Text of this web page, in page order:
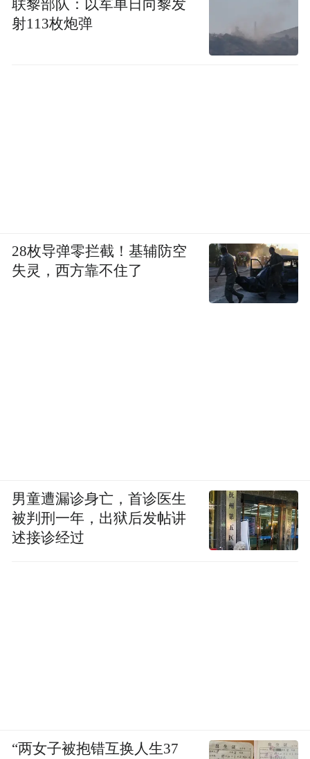
联黎部队：以军单日向黎发
射113枚炮弹
28枚导弹零拦截！基辅防空
失灵，西方靠不住了
男童遭漏诊身亡，首诊医生
被判刑一年，出狱后发帖讲
述接诊经过
“两女子被抱错互换人生37